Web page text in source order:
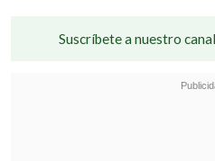
Suscríbete a nuestro